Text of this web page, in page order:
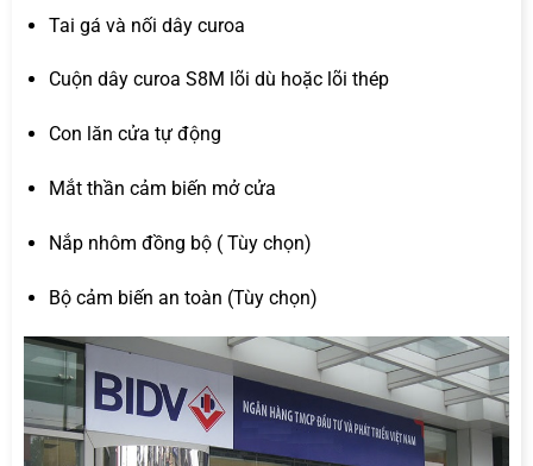
Tai gá và nối dây curoa
Cuộn dây curoa S8M lõi dù hoặc lõi thép
Con lăn cửa tự động
Mắt thần cảm biến mở cửa
Nắp nhôm đồng bộ ( Tùy chọn)
Bộ cảm biến an toàn (Tùy chọn)